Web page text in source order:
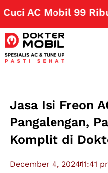
AC Mobil 99 Ribu!
Jasa Isi Freon
Pangalengan,
Komplit di
December 4, 202411:41